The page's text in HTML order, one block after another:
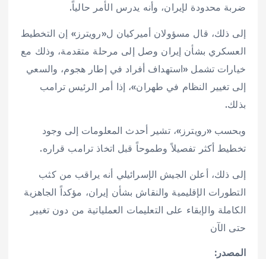
ضربة محدودة لإيران، وأنه يدرس الأمر حالياً.
إلى ذلك، قال مسؤولان أميركيان ل«رويترز» إن التخطيط
العسكري بشأن إيران وصل إلى مرحلة متقدمة، وذلك مع
خيارات تشمل «استهداف أفراد في إطار هجوم، والسعي
إلى تغيير النظام في طهران»، إذا أمر الرئيس ترامب
بذلك.
وبحسب «رويترز»، تشير أحدث المعلومات إلى وجود
تخطيط أكثر تفصيلاً وطموحاً قبل اتخاذ ترامب قراره.
إلى ذلك، أعلن الجيش الإسرائيلي أنه يراقب من كثب
التطورات الإقليمية والنقاش بشأن إيران، مؤكداً الجاهزية
الكاملة والإبقاء على التعليمات العملياتية من دون تغيير
حتى الآن
المصدر: